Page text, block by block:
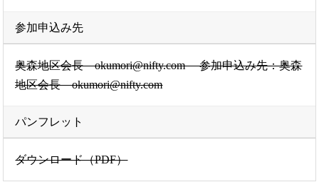
参加申込み先
奥森地区会長 okumori@nifty.com 参加申込み先：奥森
地区会長 okumori@nifty.com
パンフレット
ダウンロード（PDF）